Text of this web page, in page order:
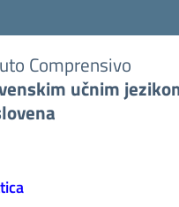
Comprensivo
učnim